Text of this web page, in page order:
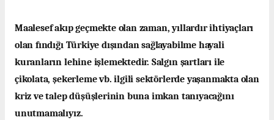
Maalesef akıp geçmekte olan zaman, yıllardır ihtiyaçları
olan fındığı Türkiye dışından sağlayabilme hayali
kuranların lehine işlemektedir. Salgın şartları ile
çikolata, şekerleme vb. ilgili sektörlerde yaşanmakta olan
kriz ve talep düşüşlerinin buna imkan tanıyacağını
unutmamalıyız.